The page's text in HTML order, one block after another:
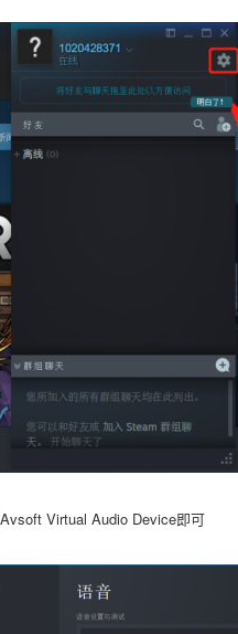
Virtual Audio Device即可